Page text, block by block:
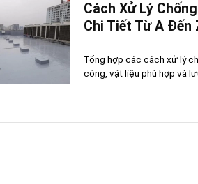
Cách Xử Lý
Chi Tiết Từ A Đến
Tổng hợp các cách xử lý
công, vật liệu phù hợp và